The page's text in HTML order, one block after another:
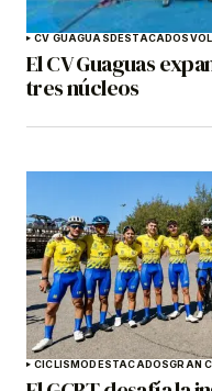
CV GUAGUASDESTACADOS
El CV Guaguas
tres núcleos
CICLISMODESTACADOSGRAN